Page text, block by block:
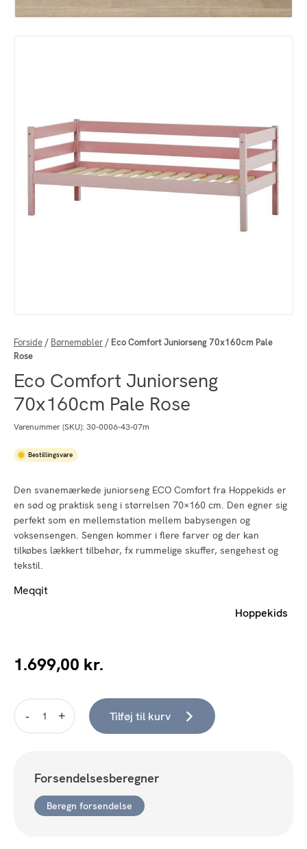
Forside / Børnemøbler / Eco Comfort Juniorseng 70x160cm Pale
Rose
Eco Comfort Juniorseng
70x160cm Pale Rose
Varenummer (SKU): 30-0006-43-07m
Bestillingsvare
Den svanemærkede juniorseng ECO Comfort fra Hoppekids er
en sød og praktisk seng i størrelsen 70×160 cm. Den egner sig
perfekt som en mellemstation mellem babysengen og
voksensengen. Sengen kommer i flere farver og der kan
tilkøbes lækkert tilbehør, fx rummelige skuffer, sengehest og
tekstil.
Meqqit
Hoppekids
1.699,00 kr.
Tilføj til kurv
Forsendelsesberegner
Beregn forsendelse